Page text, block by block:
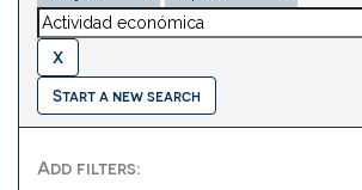
Start a new search
Add filters: